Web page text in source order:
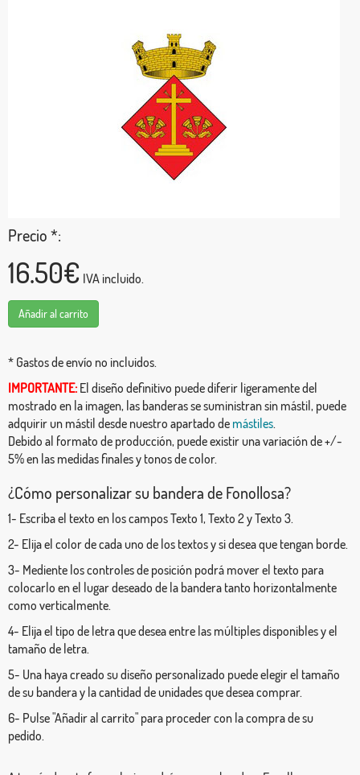
Precio *:
16.50€ IVA incluido.
Añadir al carrito
* Gastos de envío no incluidos.
IMPORTANTE: El diseño definitivo puede diferir ligeramente del
mostrado en la imagen, las banderas se suministran sin mástil, puede
adquirir un mástil desde nuestro apartado de mástiles.
Debido al formato de producción, puede existir una variación de +/-
5% en las medidas finales y tonos de color.
¿Cómo personalizar su bandera de Fonollosa?
1- Escriba el texto en los campos Texto 1, Texto 2 y Texto 3.
2- Elija el color de cada uno de los textos y si desea que tengan borde.
3- Mediente los controles de posición podrá mover el texto para
colocarlo en el lugar deseado de la bandera tanto horizontalmente
como verticalmente.
4- Elija el tipo de letra que desea entre las múltiples disponibles y el
tamaño de letra.
5- Una haya creado su diseño personalizado puede elegir el tamaño
de su bandera y la cantidad de unidades que desea comprar.
6- Pulse "Añadir al carrito" para proceder con la compra de su
pedido.